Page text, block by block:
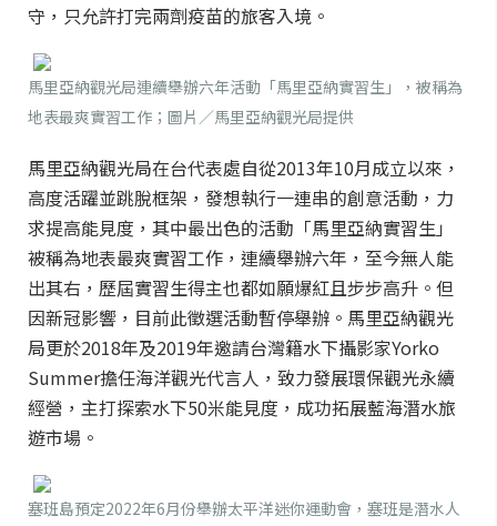
守，只允許打完兩劑疫苗的旅客入境。
馬里亞納觀光局連續舉辦六年活動「馬里亞納實習生」，被稱為
地表最爽實習工作；圖片／馬里亞納觀光局提供
馬里亞納觀光局在台代表處自從2013年10月成立以來，
高度活躍並跳脫框架，發想執行一連串的創意活動，力
求提高能見度，其中最出色的活動「馬里亞納實習生」
被稱為地表最爽實習工作，連續舉辦六年，至今無人能
出其右，歷屆實習生得主也都如願爆紅且步步高升。但
因新冠影響，目前此徵選活動暫停舉辦。馬里亞納觀光
局更於2018年及2019年邀請台灣籍水下攝影家Yorko
Summer擔任海洋觀光代言人，致力發展環保觀光永續
經營，主打探索水下50米能見度，成功拓展藍海潛水旅
遊市場。
塞班島預定2022年6月份舉辦太平洋迷你運動會，塞班是潛水人